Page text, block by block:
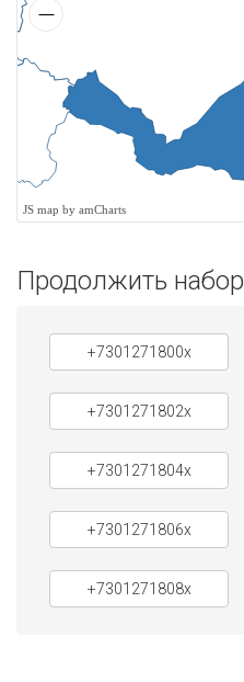
JS map by amCharts
Продолжить набор
+7301271800x
+7301271802x
+7301271804x
+7301271806x
+7301271808x